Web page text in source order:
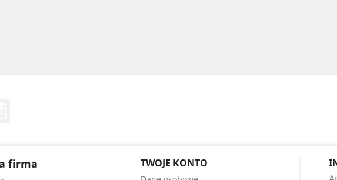
firma TWOJE KONTO